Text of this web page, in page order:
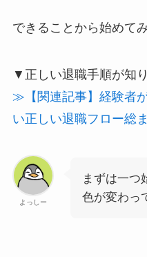
できることから始めて
▼正しい退職手順が知
≫【関連記事】経験者
い正しい退職フロー総
よっしー
まずは一つ
色が変わっ